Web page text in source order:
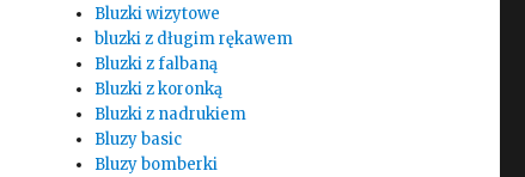
Bluzki wizytowe
bluzki z długim rękawem
Bluzki z falbaną
Bluzki z koronką
Bluzki z nadrukiem
Bluzy basic
Bluzy bomberki